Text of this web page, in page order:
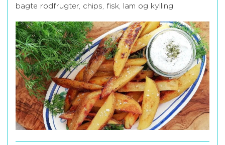
bagte rodfrugter, chips, fisk, lam og kylling.